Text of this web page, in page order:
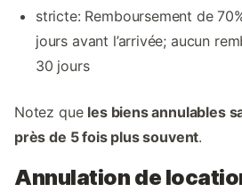
stricte: Remboursement de
jours avant l’arrivée; aucun
30 jours
Notez que les biens annulables
près de 5 fois plus souvent.
Annulation de